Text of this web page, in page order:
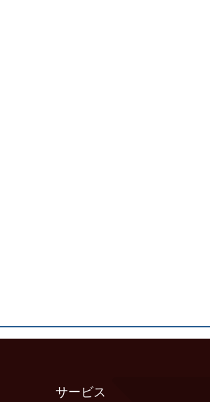
サービス